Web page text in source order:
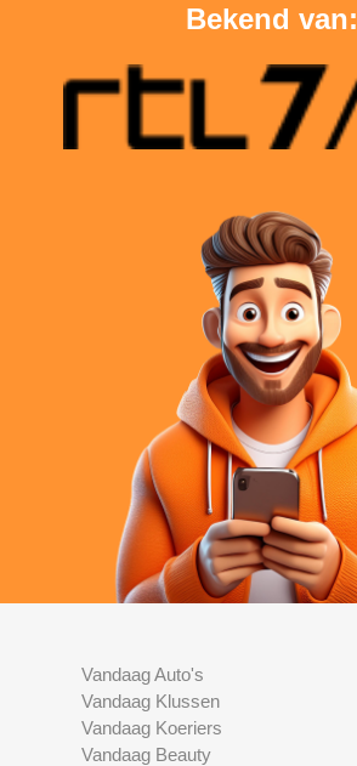
Bekend van:
Vandaag Auto's
Vandaag Klussen
Vandaag Koeriers
Vandaag Beauty